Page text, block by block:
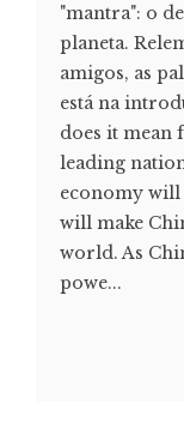
"mantra": o
planeta.
amigos, as
está na
does it mean
leading
economy will
will make
world. As
powe...